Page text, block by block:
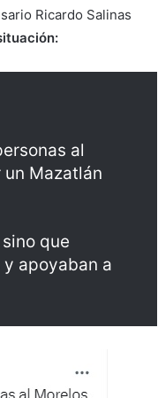
Ricardo Salinas
al
Mazatlán
que
apoyaban a